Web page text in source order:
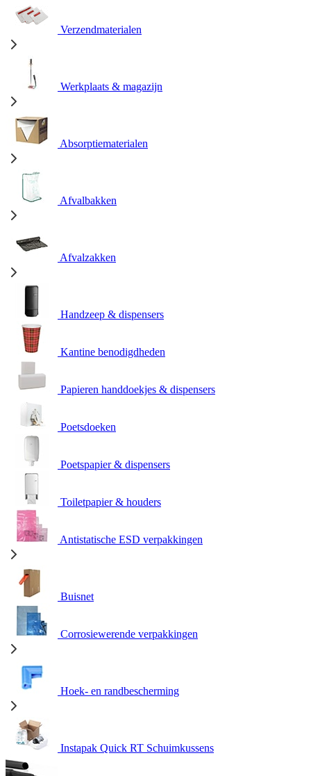
Verzendmaterialen
Werkplaats & magazijn
Absorptiematerialen
Afvalbakken
Afvalzakken
Handzeep & dispensers
Kantine benodigdheden
Papieren handdoekjes & dispensers
Poetsdoeken
Poetspapier & dispensers
Toiletpapier & houders
Antistatische ESD verpakkingen
Buisnet
Corrosiewerende verpakkingen
Hoek- en randbescherming
Instapak Quick RT Schuimkussens